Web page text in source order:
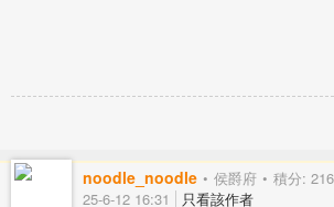
noodle_noodle 侯爵府 積分:
25-6-12 16:31 只看該作者